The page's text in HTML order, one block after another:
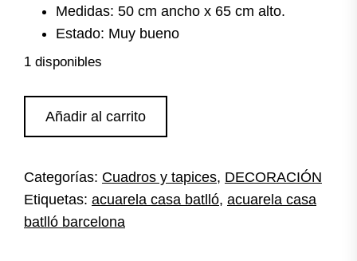
Medidas: 50 cm ancho x 65 cm alto.
Estado: Muy bueno
1 disponibles
CasaAñadir al carrito
Categorías: Cuadros y tapices, DECORACIÓN
Etiquetas: acuarela casa batlló, acuarela casa
batlló barcelona